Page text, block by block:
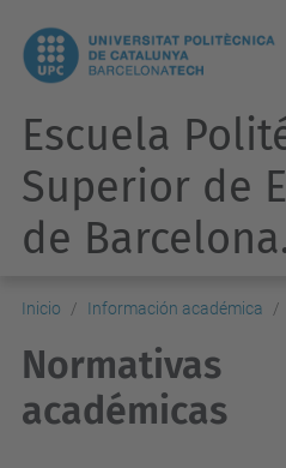
Escuela
Superior de
de
Inicio Información académica
Normativas
académicas